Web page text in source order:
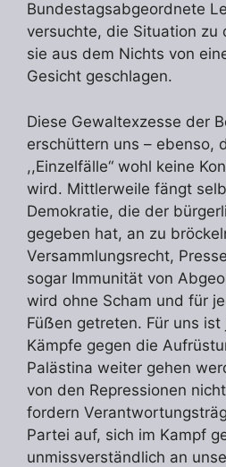
Bundestagsabgeordnete
versuchte, die Situation zu
sie aus dem Nichts von
Gesicht geschlagen.
Diese Gewaltexzesse der
erschüttern uns – ebenso,
,,Einzelfälle“ wohl keine
wird. Mittlerweile fängt
Demokratie, die der
gegeben hat, an zu
Versammlungsrecht,
sogar Immunität von
wird ohne Scham und für
Füẞen getreten. Für uns
Kämpfe gegen die
Palästina weiter gehen
von den Repressionen
fordern
Partei auf, sich im Kampf
unmissverständlich an